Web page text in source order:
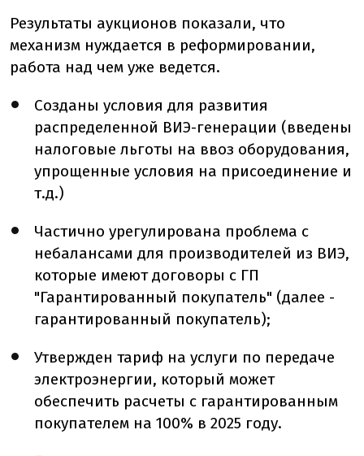
Результаты аукционов показали, что
механизм нуждается в реформировании,
работа над чем уже ведется.
Созданы условия для развития
распределенной ВИЭ-генерации (введены
налоговые льготы на ввоз оборудования,
упрощенные условия на присоединение и
т.д.)
Частично урегулирована проблема с
небалансами для производителей из ВИЭ,
которые имеют договоры с ГП
"Гарантированный покупатель" (далее -
гарантированный покупатель);
Утвержден тариф на услуги по передаче
электроэнергии, который может
обеспечить расчеты с гарантированным
покупателем на 100% в 2025 году.